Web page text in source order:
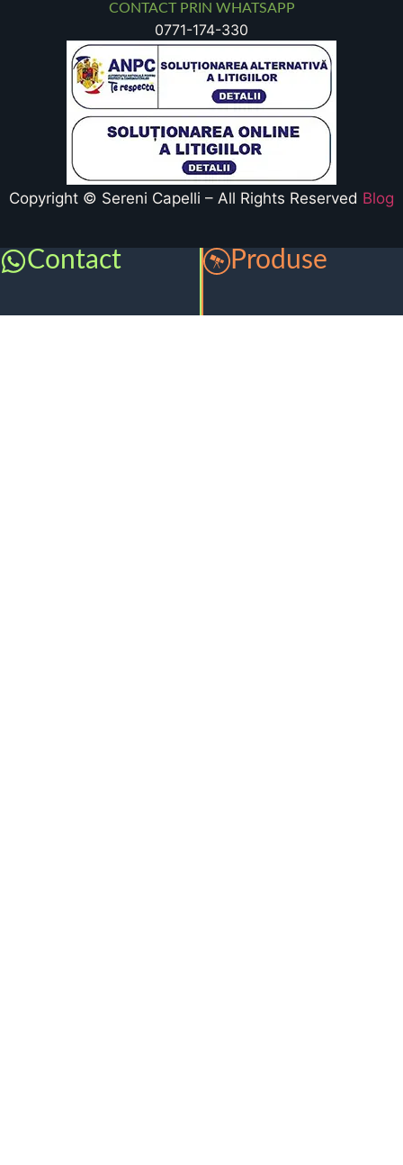
CONTACT PRIN WHATSAPP
0771-174-330
Copyright © Sereni Capelli – All Rights Reserved Blog
Contact Produse